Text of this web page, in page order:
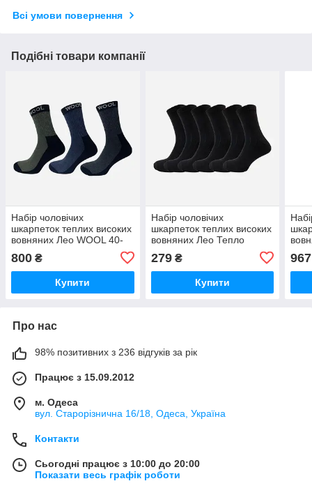
Всі умови повернення
Подібні товари компанії
Набір чоловічих
шкарпеток теплих високих
вовняних Лео WOOL 40-
45 12 пари Сірий/Синій/
Хакі (ROZ6501054593)
800 ₴
Купити
Набір чоловічих
шкарпеток теплих високих
вовняних Лео Тепло
Чорний
279₴
Купити
967
Про нас
98% позитивних з 236 відгуків за рік
Працює з 15.09.2012
м. Одеса
вул. Старорізнична 16/18, Одеса, Україна
Контакти
Сьогодні працює з 10:00 до 20:00
Показати весь графік роботи